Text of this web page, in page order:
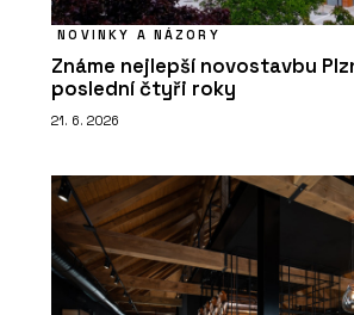
NOVINKY A NÁZORY
Známe nejlepší novostavbu
poslední čtyři roky
21. 6. 2026